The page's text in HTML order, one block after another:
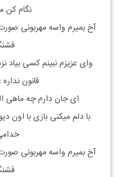
نگام کن
آخ بمیرم واسه مهربونی
وای عزیزم نبینم کسی
قانون
ای جان دارم چه ماهی
با دلم میکنی بازی با اون
آخ بمیرم واسه مهربونی